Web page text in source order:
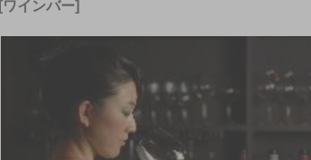
[ワインバー]